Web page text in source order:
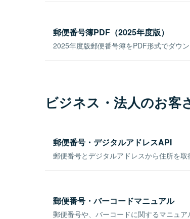
郵便番号簿PDF（2025年度版）
2025年度版郵便番号簿をPDF形式でダウン
ビジネス・法人のお客
郵便番号・デジタルアドレスAPI
郵便番号とデジタルアドレスから住所を取
郵便番号・バーコードマニュアル
郵便番号や、バーコードに関するマニュア